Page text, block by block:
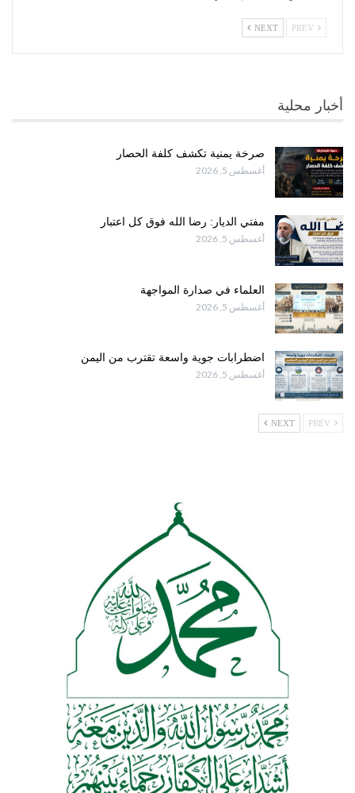
NEXT
أخبار محلية
صرخة يمنية تكشف كلفة الحصار
أغسطس 5, 2026
مفتي الديار: رضا الله فوق كل اعتبار
أغسطس 5, 2026
العلماء في صدارة المواجهة
أغسطس 5, 2026
اضطرابات جوية واسعة تقترب من اليمن
أغسطس 5, 2026
NEXT